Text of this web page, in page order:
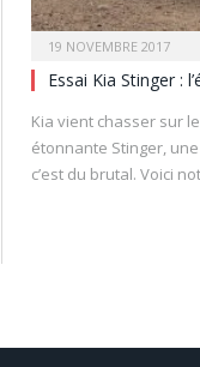
19 NOVEMBRE 2017
Essai Kia Stinger :
Kia vient chasser sur
étonnante Stinger,
c’est du brutal. Voici